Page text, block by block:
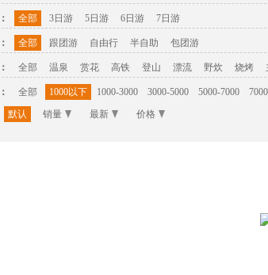
全部 3日游 5日游 6日游 7日游
全部 跟团游 自由行 半自助 包团游
全部 温泉 赏花 高铁 登山 漂流 野炊 烧烤
全部 1000以下 1000-3000 3000-5000 5000-7000
默认 销量 最新 价格